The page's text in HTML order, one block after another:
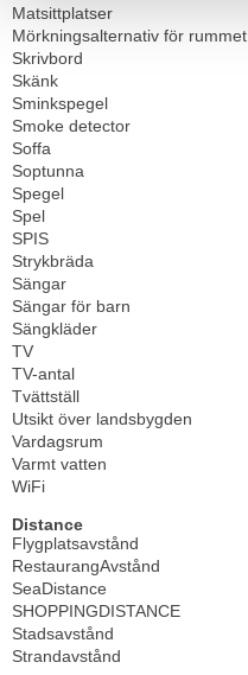
Matsittplatser
Mörkningsalternativ för rummet
Skrivbord
Skänk
Sminkspegel
Smoke detector
Soffa
Soptunna
Spegel
Spel
SPIS
Strykbräda
Sängar
Sängar för barn
Sängkläder
TV
TV-antal
Tvättställ
Utsikt över landsbygden
Vardagsrum
Varmt vatten
WiFi
Distance
Flygplatsavstånd
RestaurangAvstånd
SeaDistance
SHOPPINGDISTANCE
Stadsavstånd
Strandavstånd